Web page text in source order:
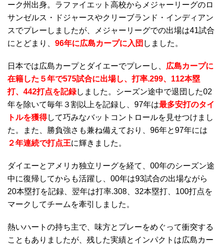
ーク州出身。ラファイエット高校からメジャーリーグのロ
サンゼルス・ドジャースやクリーブランド・インディアン
スでプレーしましたが、メジャーリーグでの出場は41試合
にとどまり、 96年に広島カープに入団 しました。
日本では広島カープとダイエーでプレーし、 広島カープに
在籍した５年で575試合に出場し、打率.299、112本塁
打、442打点を記録しました。シーズン途中で退団した02
年を除いて毎年３割以上を記録し、97年は最多安打のタイ
トルを獲得して巧みなバットコントロールを見せつけまし
た。また、勝負強さも兼ね備えており、96年と97年には
２年連続で打点王に輝きました。
ダイエーとアメリカ独立リーグを経て、00年のシーズン途
中に復帰してからも活躍し、00年は93試合の出場ながら
20本塁打を記録、翌年は打率.308、32本塁打、100打点を
マークしてチームを牽引しました。
熱いハートの持ち主で、味方とプレーをめぐって衝突する
こともありましたが、残した実績とインパクトは広島カー